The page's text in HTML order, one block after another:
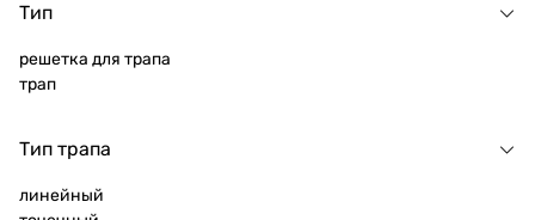
Тип
решетка для трапа
трап
Тип трапа
линейный